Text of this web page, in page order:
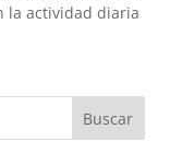
la actividad diaria